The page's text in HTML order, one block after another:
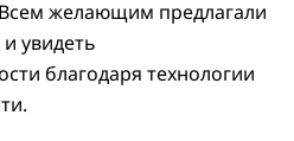
желающим предлагали
увидеть
благодаря технологии